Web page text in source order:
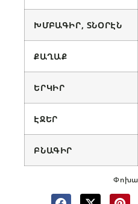
ԽՄԲԱԳԻՐ, ՏՆՕՐԷՆ
ՔԱՂԱՔ
ԵՐԿԻՐ
ԷՋԵՐ
ԲՆԱԳԻՐ